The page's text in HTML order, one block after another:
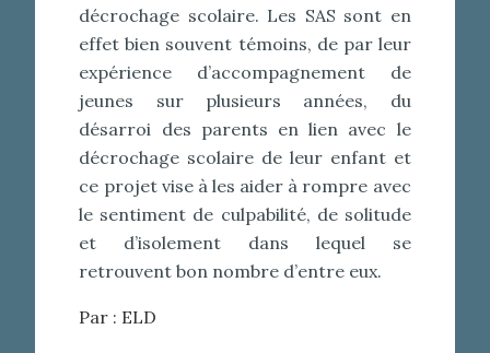
décrochage scolaire. Les SAS sont en
effet bien souvent témoins, de par leur
expérience d’accompagnement de
jeunes sur plusieurs années, du
désarroi des parents en lien avec le
décrochage scolaire de leur enfant et
ce projet vise à les aider à rompre avec
le sentiment de culpabilité, de solitude
et d’isolement dans lequel se
retrouvent bon nombre d’entre eux.
Par : ELD